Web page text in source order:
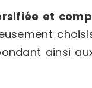
et
ainsi